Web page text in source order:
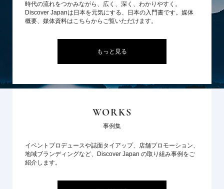
時代の流れをつかみながら、広く、深く、わかりやすく。
Discover Japanは日本を元気にする、日本の入門書です。媒体
概要、媒体資料はこちらからご覧いただけます。
もっと見る
WORKS
事例集
イベントプロデュースや誌面タイアップ、店舗プロモーション、
地域ブランディングなど、Discover Japan の取り組み事例をご
紹介します。